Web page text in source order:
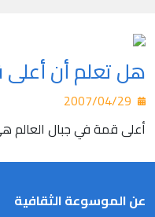
هل تعلم أن أعلى
أعلى قمة في جبال العالم
عن الموسوعة الثقافية